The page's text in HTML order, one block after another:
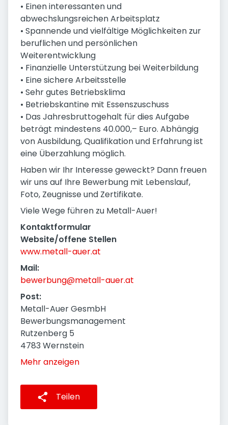
• Einen interessanten und
abwechslungsreichen Arbeitsplatz
• Spannende und vielfältige Möglichkeiten zur
beruflichen und persönlichen
Weiterentwicklung
• Finanzielle Unterstützung bei Weiterbildung
• Eine sichere Arbeitsstelle
• Sehr gutes Betriebsklima
• Betriebskantine mit Essenszuschuss
• Das Jahresbruttogehalt für dies Aufgabe
beträgt mindestens 40.000,– Euro. Abhängig
von Ausbildung, Qualifikation und Erfahrung ist
eine Überzahlung möglich.
Haben wir Ihr Interesse geweckt? Dann freuen
wir uns auf Ihre Bewerbung mit Lebenslauf,
Foto, Zeugnisse und Zertifikate.
Viele Wege führen zu Metall-Auer!
Kontaktformular
Website/offene Stellen
www.metall-auer.at
Mail:
bewerbung@metall-auer.at
Post:
Metall-Auer GesmbH
Bewerbungsmanagement
Rutzenberg 5
4783 Wernstein
Mehr anzeigen
Teilen